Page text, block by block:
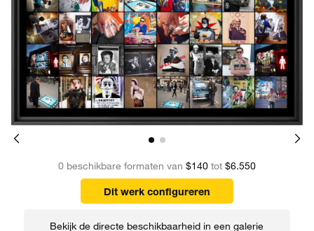
0 beschikbare formaten van $140 tot $6.550
Dit werk configureren
Bekijk de directe beschikbaarheid in een galerie